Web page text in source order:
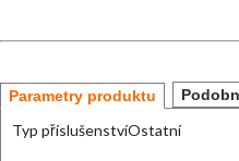
Parametry produktu
Typ příslušenstvíOstatní